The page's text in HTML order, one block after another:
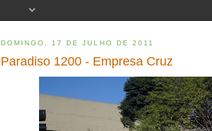
DOMINGO, 17 DE JULHO DE 2011
Paradiso 1200 - Empresa Cruz